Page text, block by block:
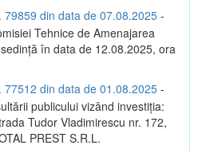
79859 din data de 07.08.2025 -
Tehnice de Amenajarea
în data de 12.08.2025, ora
77512 din data de 01.08.2025 -
publicului vizând investiția:
Tudor Vladimirescu nr. 172,
PREST S.R.L.